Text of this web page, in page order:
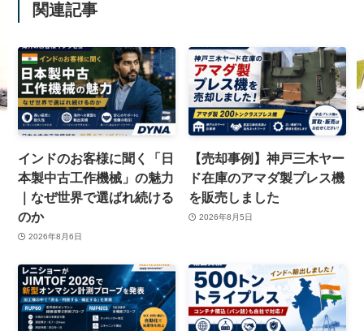
関連記事
インドのお客様に聞く「日
本製中古工作機械」の魅力
｜なぜ世界で選ばれ続ける
のか
2026年8月6日
【売却事例】神戸三木ヤー
ド在庫のアマダ製プレス機
を販売しました
2026年8月5日